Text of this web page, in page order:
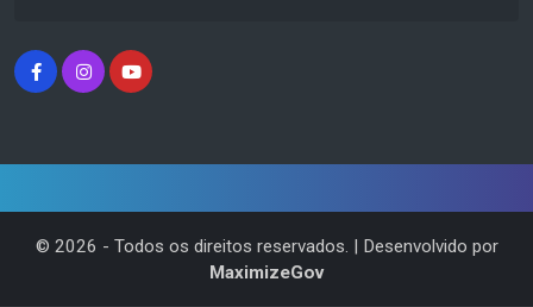
© 2026 - Todos os direitos reservados. | Desenvolvido por
MaximizeGov